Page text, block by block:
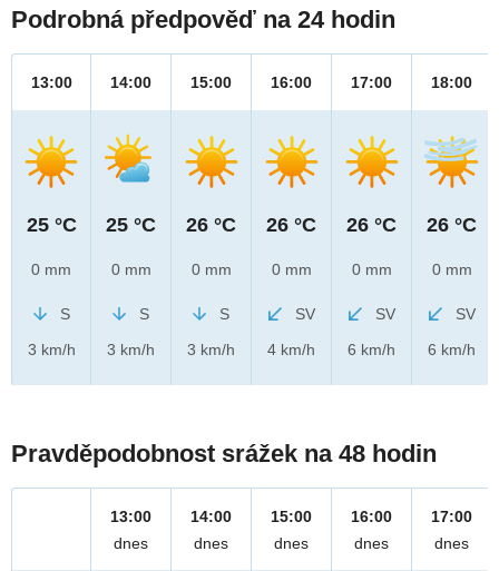
Podrobná předpověď na 24 hodin
13:00
25 °C
0 mm
S
3 km/h
14:00
25 °C
0 mm
S
3 km/h
15:00
26 °C
0 mm
S
3 km/h
16:00
26 °C
0 mm
SV
4 km/h
17:00
26 °C
0 mm
SV
6 km/h
18:00
26 °C
0 mm
SV
6 km/h
Pravděpodobnost srážek na 48 hodin
13:00
dnes
14:00
dnes
15:00
dnes
16:00
dnes
17:00
dnes